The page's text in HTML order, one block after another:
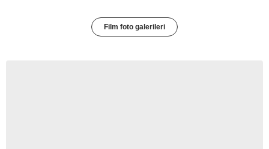
Film foto galerileri